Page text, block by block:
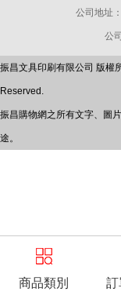
商品類別 訂
公司地址
公
振昌文具印刷有限公司 版權
Reserved.
振昌購物網之所有文字、圖
途。